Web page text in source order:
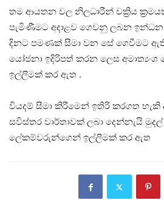
තම ආයතන වල නිලධාරීන් චක්‍රිය
පැමිණීමට අදාළව ගෙවනු ලබන
දිනට පමණක් සීමා වන සේ ගෙවීමට
යෝජනා ඉදිරිපත් කරන ලෙස
ඉල්ලීමක් කර ඇත .
වියදම් සීමා කිරීමෙන් ඉතිරි කරගත හැකි
සවිස්තර වාර්තාවක් ලබා දෙන්නැයි මුදල්
ලේකම්වරුන්ගෙන් ඉල්ලීමක් කර ඇත